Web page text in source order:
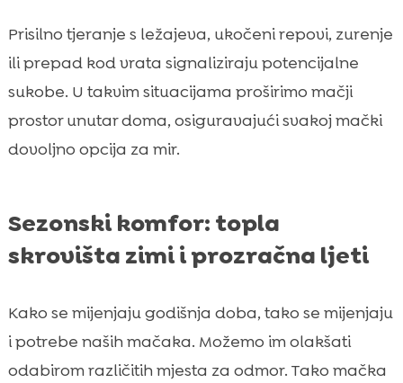
Prisilno tjeranje s ležajeva, ukočeni repovi, zurenje
ili prepad kod vrata signaliziraju potencijalne
sukobe. U takvim situacijama proširimo mačji
prostor unutar doma, osiguravajući svakoj mački
dovoljno opcija za mir.
Sezonski komfor: topla
skrovišta zimi i prozračna ljeti
Kako se mijenjaju godišnja doba, tako se mijenjaju
i potrebe naših mačaka. Možemo im olakšati
odabirom različitih mjesta za odmor. Tako mačka